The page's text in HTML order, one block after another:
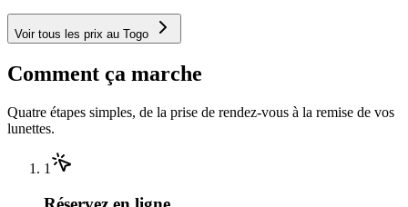
Voir tous les prix au Togo
Comment ça marche
Quatre étapes simples, de la prise de rendez-vous à la remise de vos
lunettes.
1